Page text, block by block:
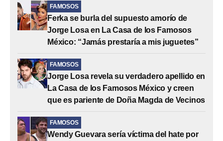
FAMOSOS
Ferka se burla del supuesto amorío de
Jorge Losa en La Casa de los Famosos
México: “Jamás prestaría a mis juguetes”
FAMOSOS
Jorge Losa revela su verdadero apellido en
La Casa de los Famosos México y creen
que es pariente de Doña Magda de Vecinos
FAMOSOS
Wendy Guevara sería víctima del hate por